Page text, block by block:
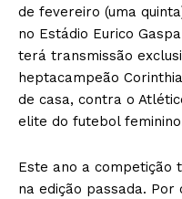
de fevereiro (uma
no Estádio Eurico
terá transmissão
heptacampeão
de casa, contra o
elite do futebol
Este ano a competição
na edição passada.